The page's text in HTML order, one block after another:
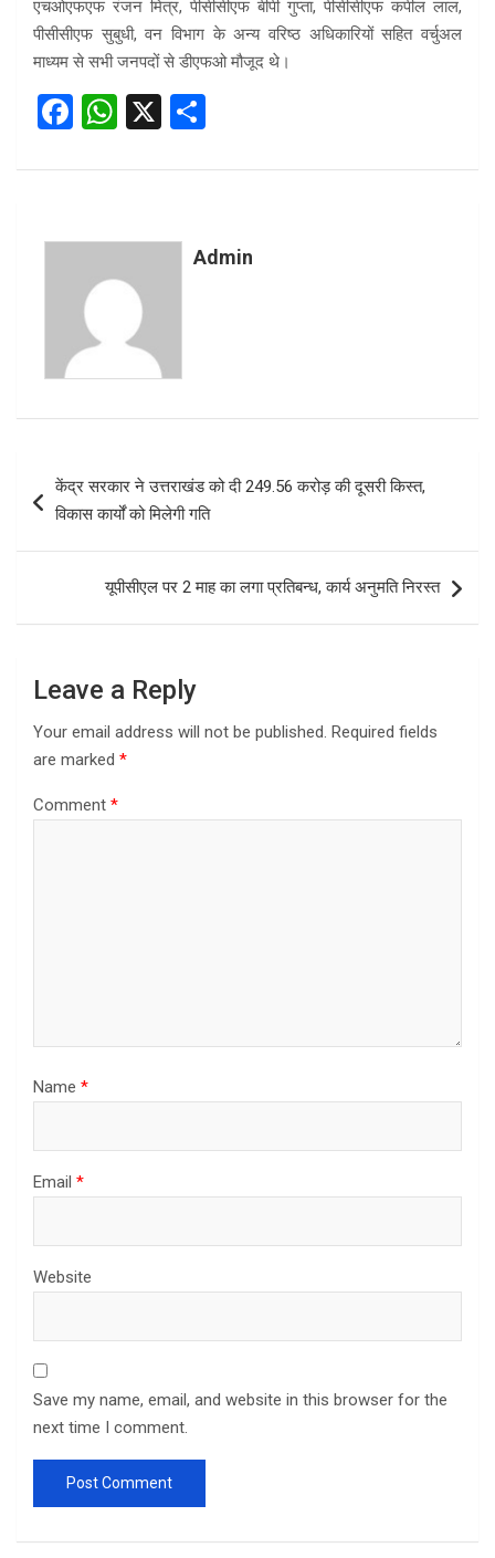
एचओएफएफ रंजन मित्र, पीसीसीएफ बीपी गुप्ता, पीसीसीएफ कपील लाल,
पीसीसीएफ सुबुधी, वन विभाग के अन्य वरिष्ठ अधिकारियों सहित वर्चुअल
माध्यम से सभी जनपदों से डीएफओ मौजूद थे।
F
ce
o
o
k
W
at
A
p
p
X
ar
Admin
navigation
केंद्र सरकार ने उत्तराखंड को दी 249.56 करोड़ की दूसरी किस्त,
विकास कार्यों को मिलेगी गति
यूपीसीएल पर 2 माह का लगा प्रतिबन्ध, कार्य अनुमति निरस्त
Leave a Reply
Your email address will not be published. Required fields
are marked *
Comment *
Name *
Email *
Website
Save my name, email, and website in this browser for the
next time I comment.